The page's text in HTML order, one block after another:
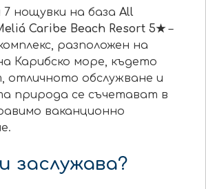
нощувки на база All
Caribe Beach Resort 5★–
разположен на
Карибско море, където
отличното обслужване и
природа се съчетават в
ваканционно
заслужава?